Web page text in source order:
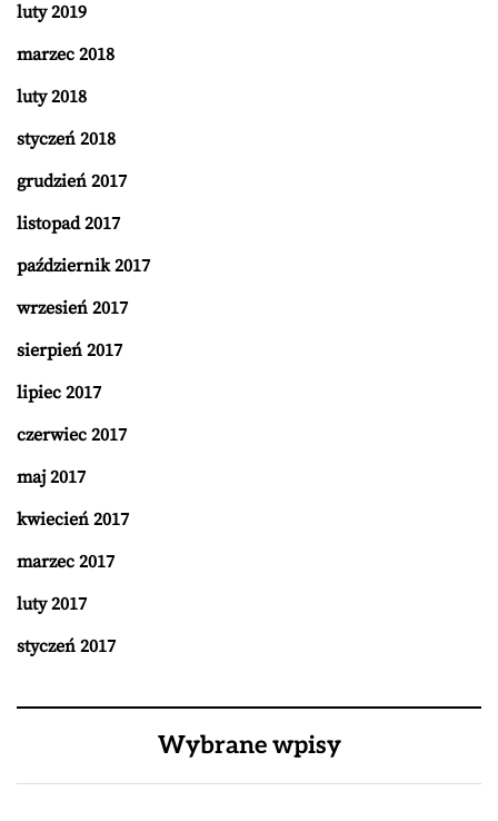
luty 2019
marzec 2018
luty 2018
styczeń 2018
grudzień 2017
listopad 2017
październik 2017
wrzesień 2017
sierpień 2017
lipiec 2017
czerwiec 2017
maj 2017
kwiecień 2017
marzec 2017
luty 2017
styczeń 2017
Wybrane wpisy